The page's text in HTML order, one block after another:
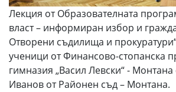
Лекция от Образователната
власт – информиран избор и
Отворени съдилища и
ученици от Финансово-стопанска
гимназия „Васил Левски“ -
Иванов от Районен съд – Монтана.